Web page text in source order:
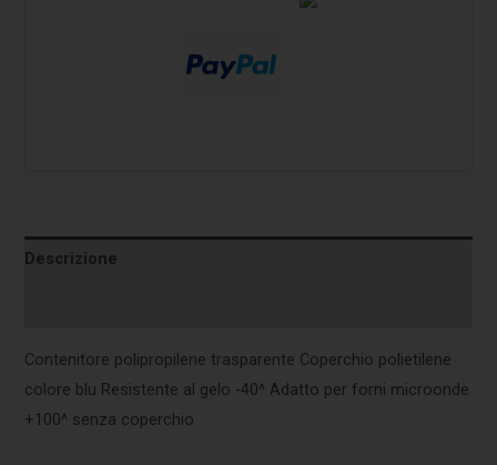
Descrizione
Contenitore polipropilene trasparente Coperchio polietilene
colore blu Resistente al gelo -40^ Adatto per forni microonde
+100^ senza coperchio